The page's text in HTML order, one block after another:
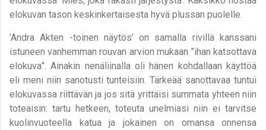
elokuvan tason keskinkertaisesta hyvä plussan puolelle.
’Andra Akten -toinen näytös’ on samalla rivillä kanssani
istuneen vanhemman rouvan arvion mukaan ”ihan katsottava
elokuva”. Ainakin nenäliinalla oli hänen kohdallaan käyttöä
eli meni niin sanotusti tunteisiin. Tärkeää sanottavaa tuntui
elokuvassa riittävän ja jos sitä yrittäisi summata yhteen niin
toteaisin: tartu hetkeen, toteuta unelmiasi niin ei tarvitse
kuolinvuoteella katua ja jokainen on omansa onnensa